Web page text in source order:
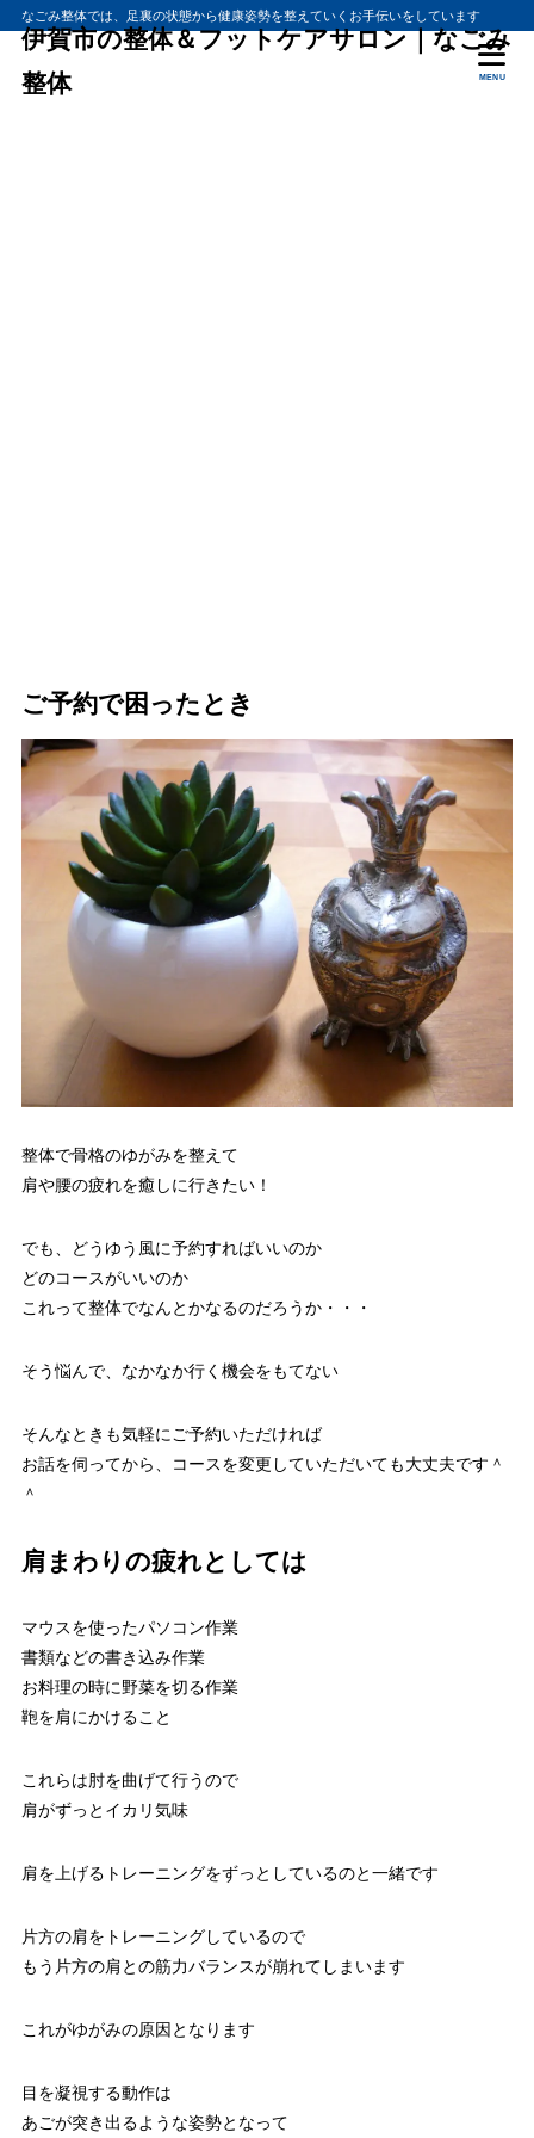
なごみ整体では、足裏の状態から健康姿勢を整えていくお手伝いをしています
伊賀市の整体＆フットケアサロン｜なごみ
整体
MENU
ご予約で困ったとき
整体で骨格のゆがみを整えて
肩や腰の疲れを癒しに行きたい！
でも、どうゆう風に予約すればいいのか
どのコースがいいのか
これって整体でなんとかなるのだろうか・・・
そう悩んで、なかなか行く機会をもてない
そんなときも気軽にご予約いただければ
お話を伺ってから、コースを変更していただいても大丈夫です＾
＾
肩まわりの疲れとしては
マウスを使ったパソコン作業
書類などの書き込み作業
お料理の時に野菜を切る作業
鞄を肩にかけること
これらは肘を曲げて行うので
肩がずっとイカリ気味
肩を上げるトレーニングをずっとしているのと一緒です
片方の肩をトレーニングしているので
もう片方の肩との筋力バランスが崩れてしまいます
これがゆがみの原因となります
目を凝視する動作は
あごが突き出るような姿勢となって